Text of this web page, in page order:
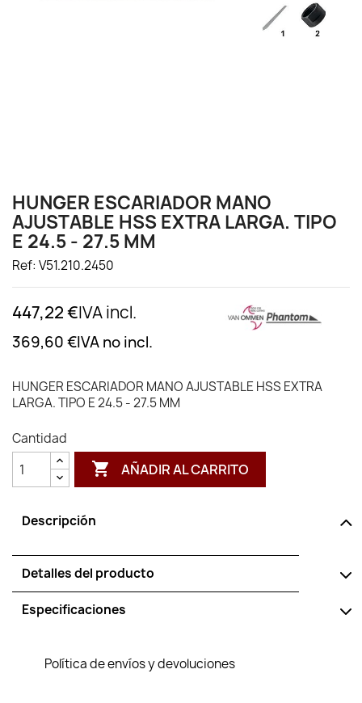
HUNGER ESCARIADOR MANO
AJUSTABLE HSS EXTRA LARGA. TIPO
E 24.5 - 27.5 MM
Ref: V51.210.2450
447,22 €IVA incl.
369,60 €IVA no incl.
HUNGER ESCARIADOR MANO AJUSTABLE HSS EXTRA
LARGA. TIPO E 24.5 - 27.5 MM
Cantidad
 AÑADIR AL CARRITO
Descripción
Detalles del producto
Especificaciones
Política de envíos y devoluciones